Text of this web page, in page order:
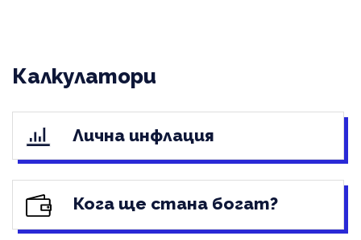
Калкулатори
Лична инфлация
Кога ще стана богат?